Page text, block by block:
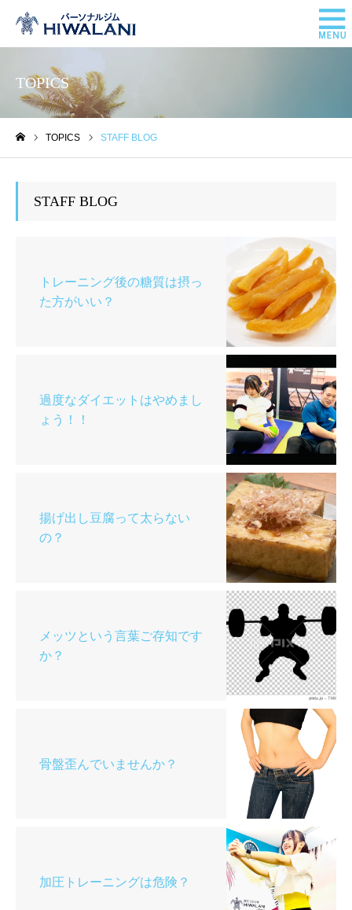
TOPICS
TOPICS STAFF BLOG
STAFF BLOG
トレーニング後の糖質は摂っ
た方がいい？
過度なダイエットはやめまし
ょう！！
揚げ出し豆腐って太らない
の？
メッツという言葉ご存知です
か？
骨盤歪んでいませんか？
加圧トレーニングは危険？